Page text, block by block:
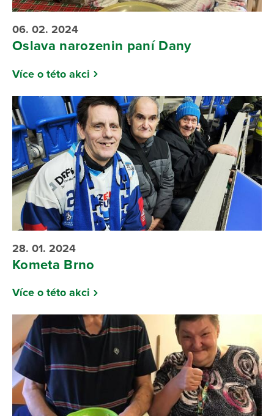
06. 02. 2024
Oslava narozenin paní Dany
Více o této akci
28. 01. 2024
Kometa Brno
Více o této akci